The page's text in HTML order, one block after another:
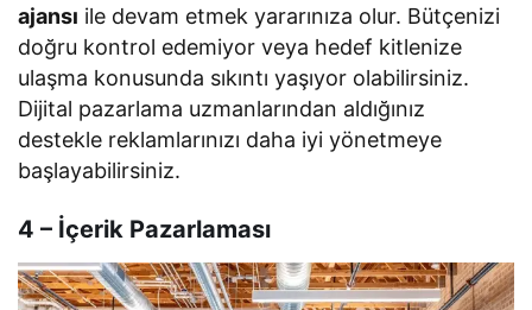
ajansı ile devam etmek yararınıza olur. Bütçenizi
doğru kontrol edemiyor veya hedef kitlenize
ulaşma konusunda sıkıntı yaşıyor olabilirsiniz.
Dijital pazarlama uzmanlarından aldığınız
destekle reklamlarınızı daha iyi yönetmeye
başlayabilirsiniz.
4 – İçerik Pazarlaması